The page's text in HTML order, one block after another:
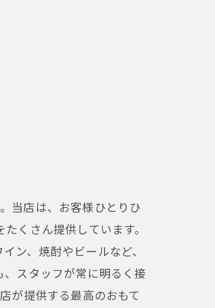
当店は、お客様ひとりひ
くさん提供しています。
ン、焼酎やビールなど、
スタッフが常に明るく接
が提供する最高のおもて